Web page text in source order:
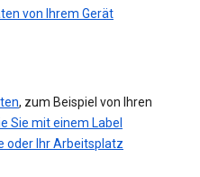
von Ihrem Gerät
, zum Beispiel von Ihren
Sie mit einem Label
oder Ihr Arbeitsplatz